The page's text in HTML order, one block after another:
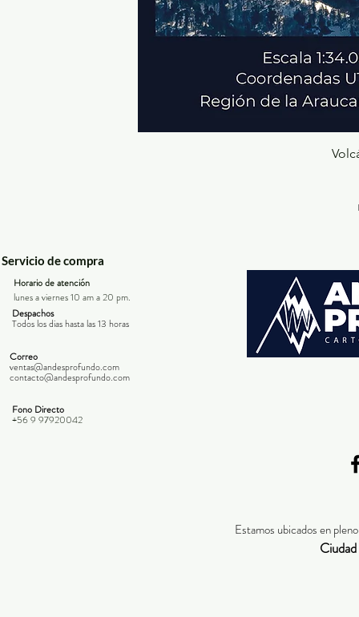
Servicio de compra
Horario de atención
lunes a viernes 10 am a 20 pm.
Despachos
Todos los dias hasta las 13 horas
Correo
ventas@andesprofundo.com
contacto@andesprofundo.com
Fono Directo
+56 9 97920042
Estamos ubicados en